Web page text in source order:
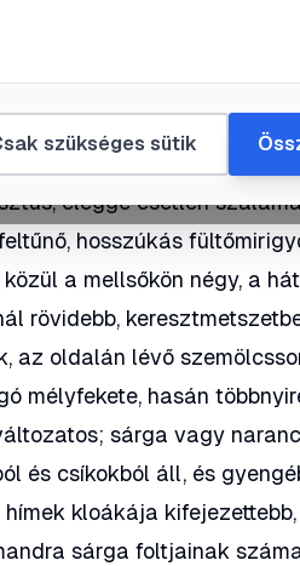
eléggé esetlen
hosszúkás
a mellsőkön négy, a
rövidebb,
az oldalán lévő
mélyfekete, hasán
sárga vagy
és csíkokból áll, és
kloákája
sárga foltjainak
szükséges sütik